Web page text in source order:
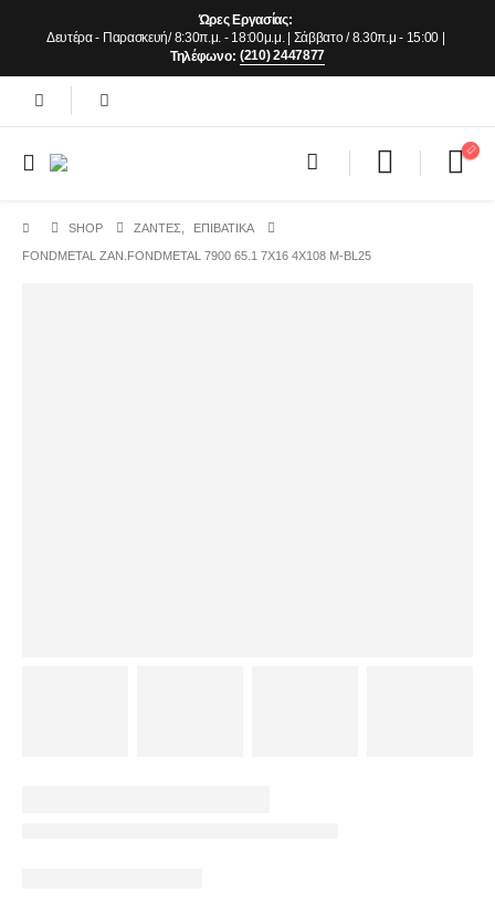
Ώρες Εργασίας:
Δευτέρα - Παρασκευή/ 8:30π.μ. - 18:00μ.μ. | Σάββατο / 8.30π.μ - 15:00 |
Τηλέφωνο: (210) 2447877
SHOP ΖΆΝΤΕΣ ΕΠΙΒΑΤΙΚΑ
FONDMETAL ZAN.FONDMETAL 7900 65.1 7X16 4X108 M-BL25